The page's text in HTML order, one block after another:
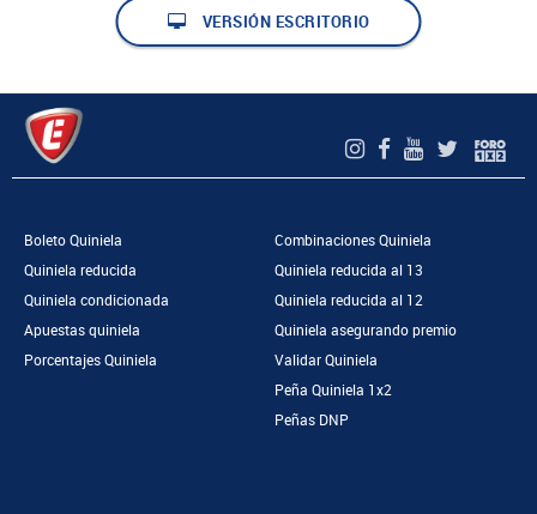
VERSIÓN ESCRITORIO
Boleto Quiniela
Quiniela reducida
Quiniela condicionada
Apuestas quiniela
Porcentajes Quiniela
Combinaciones Quiniela
Quiniela reducida al 13
Quiniela reducida al 12
Quiniela asegurando premio
Validar Quiniela
Peña Quiniela 1x2
Peñas DNP